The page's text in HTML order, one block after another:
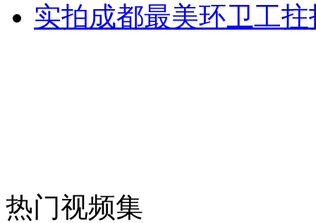
走！跟着总书记去植树
实拍成都最美环卫工
热门视频集